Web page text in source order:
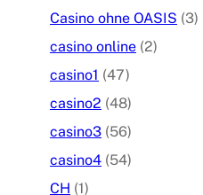
Casino ohne OASIS (3)
casino online (2)
casino1 (47)
casino2 (48)
casino3 (56)
casino4 (54)
CH (1)